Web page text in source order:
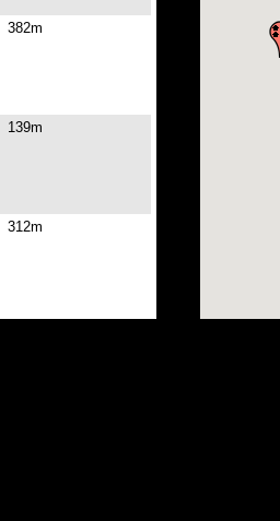
382m
139m
312m